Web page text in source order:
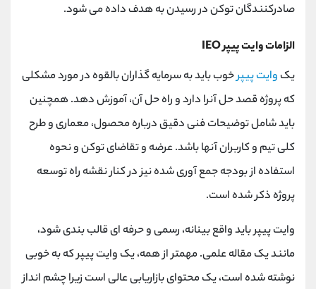
صادرکنندگان توکن در رسیدن به هدف داده می شود.
الزامات وایت پیپر IEO
یک وایت پیپرخوب باید به سرمایه گذاران بالقوه در مورد مشکلی
که پروژه قصد حل آنرا دارد و راه حل آن، آموزش دهد. همچنین
باید شامل توضیحات فنی دقیق درباره محصول، معماری و طرح
کلی تیم و کاربران آنها باشد. عرضه و تقاضای توکن و نحوه
استفاده از بودجه جمع آوری شده نیز در کنار نقشه راه توسعه
پروژه ذکر شده است.
وایت پیپر باید واقع بینانه، رسمی و حرفه ای قالب بندی شود،
مانند یک مقاله علمی. مهمتر از همه، یک وایت پیپر که به خوبی
نوشته شده است، یک محتوای بازاریابی عالی است زیرا چشم انداز